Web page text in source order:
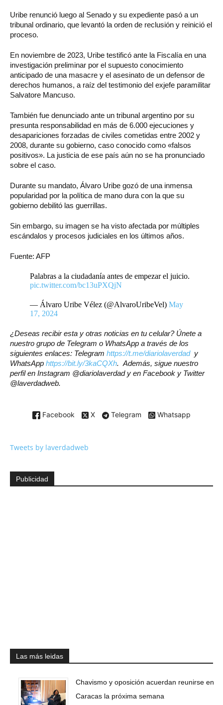
Uribe renunció luego al Senado y su expediente pasó a un
tribunal ordinario, que levantó la orden de reclusión y reinició el
proceso.
En noviembre de 2023, Uribe testificó ante la Fiscalía en una
investigación preliminar por el supuesto conocimiento
anticipado de una masacre y el asesinato de un defensor de
derechos humanos, a raíz del testimonio del exjefe paramilitar
Salvatore Mancuso.
También fue denunciado ante un tribunal argentino por su
presunta responsabilidad en más de 6.000 ejecuciones y
desapariciones forzadas de civiles cometidas entre 2002 y
2008, durante su gobierno, caso conocido como «falsos
positivos». La justicia de ese país aún no se ha pronunciado
sobre el caso.
Durante su mandato, Álvaro Uribe gozó de una inmensa
popularidad por la política de mano dura con la que su
gobierno debilitó las guerrillas.
Sin embargo, su imagen se ha visto afectada por múltiples
escándalos y procesos judiciales en los últimos años.
Fuente: AFP
Palabras a la ciudadanía antes de empezar el juicio.
pic.twitter.com/bc13uPXQjN
— Álvaro Uribe Vélez (@AlvaroUribeVel) May
17, 2024
¿Deseas recibir esta y otras noticias en tu celular? Únete a
nuestro grupo de Telegram o WhatsApp a través de los
siguientes enlaces: Telegram https://t.me/diariolaverdady
WhatsApp https://bit.ly/3kaCQXh. Además, sigue nuestro
perfil en Instagram @diariolaverdad y en Facebook y Twitter
@laverdadweb.
Facebook X Telegram Whatsapp
Tweets by laverdadweb
Publicidad
Las más leidas
Chavismo y oposición acuerdan reunirse en
Caracas la próxima semana